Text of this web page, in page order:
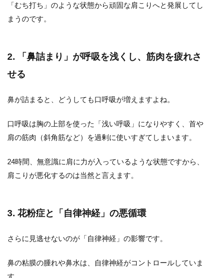
「むち打ち」のような状態から頑固な肩こりへと発展してし
まうのです。
2. 「鼻詰まり」が呼吸を浅くし、筋肉を疲れさ
せる
鼻が詰まると、どうしても口呼吸が増えますよね。
口呼吸は胸の上部を使った「浅い呼吸」になりやすく、首や
肩の筋肉（斜角筋など）を過剰に使いすぎてしまいます。
24時間、無意識に肩に力が入っているような状態ですから、
肩こりが悪化するのは当然と言えます。
3. 花粉症と「自律神経」の悪循環
さらに見逃せないのが「自律神経」の影響です。
鼻の粘膜の腫れや鼻水は、自律神経がコントロールしていま
す。